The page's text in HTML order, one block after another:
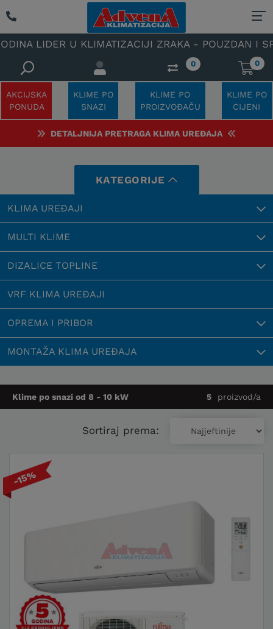
U KLIMATIZACIJI ZRAKA - POUZDAN I
0 0
AKCIJSKA
PONUDA
KLIME PO
SNAZI
KLIME PO
PROIZVOĐAČU
KLIME PO
CIJENI
DETALJNIJA PRETRAGA KLIMA UREĐAJA
KATEGORIJE
KLIMA UREĐAJI
MULTI KLIME
DIZALICE TOPLINE
VRF KLIMA UREĐAJI
OPREMA I PRIBOR
MONTAŽA KLIMA UREĐAJA
Klime po snazi od 8 - 10 kW 5 proizvod/a
Sortiraj prema:
-15%